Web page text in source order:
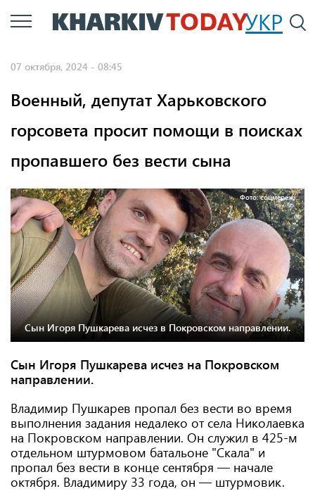
Перейти
к
УКР
07 октября, 2024 - 08:45
Военный, депутат Харьковского
горсовета просит помощи в поисках
пропавшего без вести сына
Фото: соцмережі.
Сын Игоря Пушкарева исчез в Покровском направлении.
Сын Игоря Пушкарева исчез на Покровском
направлении.
Владимир Пушкарев пропал без вести во время
выполнения задания недалеко от села Николаевка
на Покровском направлении. Он служил в 425-м
отдельном штурмовом батальоне "Скала" и
пропал без вести в конце сентября — начале
октября. Владимиру 33 года, он — штурмовик.